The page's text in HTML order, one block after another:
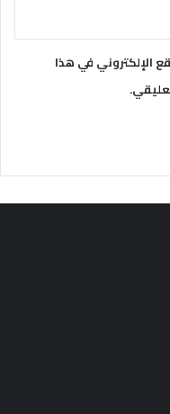
الإلكتروني في هذا